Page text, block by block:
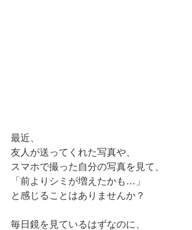
最近、
友人が送ってくれた写真や、
スマホで撮った自分の写真を見て、
「前よりシミが増えたかも…」
と感じることはありませんか？
毎日鏡を見ているはずなのに、